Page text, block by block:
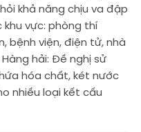
khả năng chịu va đập
vực: phòng thí
bệnh viện, điện tử, nhà
hải: Đề nghị sử
hóa chất, két nước
nhiều loại kết cấu